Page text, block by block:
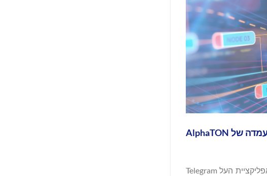
המנכ"לית בריטני קייזר, היועץ האסטרטגי אנתוני סקאראמוצ'י ונשיא קרן מידנייט, פהמי סייד, יציגו את מעמדה של AlphaTON
(נאסד"ק: ATON), חברת הטכנולוגיה הציבורית המובילה בעולם, המקדמת את סדר הגודל של אפליקציית העל Telegram